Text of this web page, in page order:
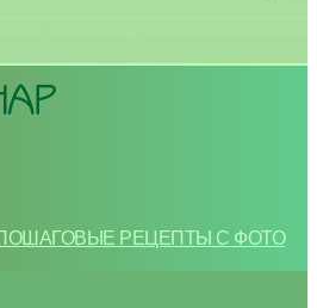
РЕЦЕПТЫ С ФОТО